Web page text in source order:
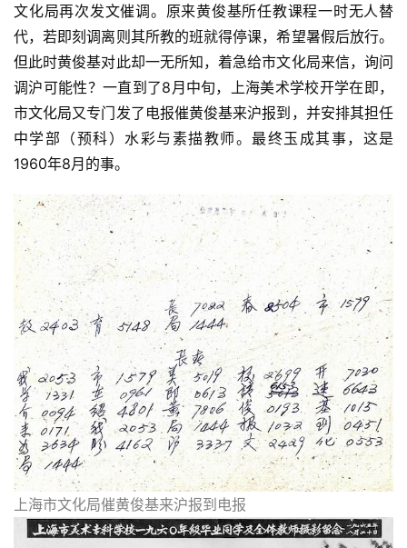
文化局再次发文催调。原来黄俊基所任教课程一时无人替
代，若即刻调离则其所教的班就得停课，希望暑假后放行。
但此时黄俊基对此却一无所知，着急给市文化局来信，询问
调沪可能性？一直到了8月中旬，上海美术学校开学在即，
市文化局又专门发了电报催黄俊基来沪报到，并安排其担任
中学部（预科）水彩与素描教师。最终玉成其事，这是
1960年8月的事。
上海市文化局催黄俊基来沪报到电报